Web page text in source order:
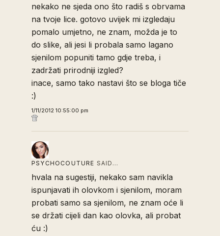
nekako ne sjeda ono što radiš s obrvama
na tvoje lice. gotovo uvijek mi izgledaju
pomalo umjetno, ne znam, možda je to
do slike, ali jesi li probala samo lagano
sjenilom popuniti tamo gdje treba, i
zadržati prirodniji izgled?
inace, samo tako nastavi što se bloga tiče
:)
1/11/2012 10:55:00 pm
PSYCHOCOUTURE SAID…
hvala na sugestiji, nekako sam navikla
ispunjavati ih olovkom i sjenilom, moram
probati samo sa sjenilom, ne znam oće li
se držati cijeli dan kao olovka, ali probat
ću :)